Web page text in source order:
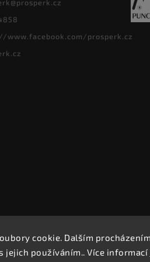
cookie. Dalším
jejich používáním.. Více informací
@prosperk.cz
www.facebook.com/prosperk.cz
Copyright 2026Prošperk.cz.
VytvořilShoptet | Design